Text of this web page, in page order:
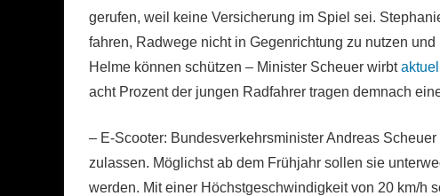
gerufen, weil keine Versicherung im Spiel sei.
fahren, Radwege nicht in Gegenrichtung zu nutzen
Helme können schützen – Minister Scheuer wirbtaktuell
acht Prozent der jungen Radfahrer tragen demnach
– E-Scooter: Bundesverkehrsminister Andreas
zulassen. Möglichst ab dem Frühjahr sollen sie
werden. Mit einer Höchstgeschwindigkeit von 20 km/h